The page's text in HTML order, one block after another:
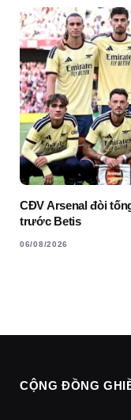
CĐV Arsenal đòi
trước Betis
06/08/2026
CỘNG ĐỒNG